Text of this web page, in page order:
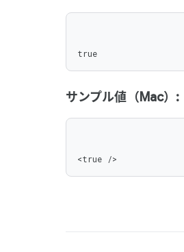
true
サンプル値（Mac）:
<true />